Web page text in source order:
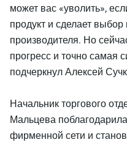
может вас «уволить»,
продукт и сделает выбор
производителя. Но
прогресс и точно самая
подчеркнул Алексей
Начальник торгового
Мальцева
фирменной сети и